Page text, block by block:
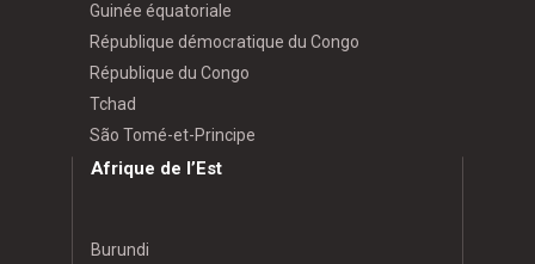
Guinée équatoriale
République démocratique du Congo
République du Congo
Tchad
São Tomé-et-Principe
Afrique de l’Est
Burundi